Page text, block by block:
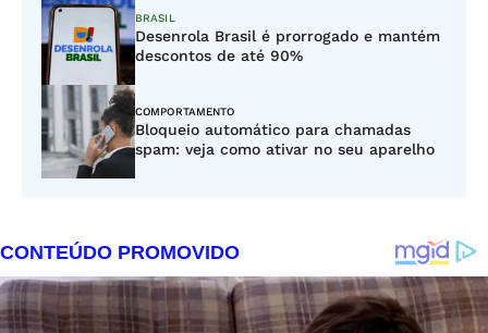
BRASIL
Desenrola Brasil é prorrogado e mantém
descontos de até 90%
COMPORTAMENTO
Bloqueio automático para chamadas
spam: veja como ativar no seu aparelho